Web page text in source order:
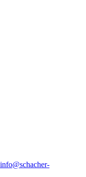
info@schacher-